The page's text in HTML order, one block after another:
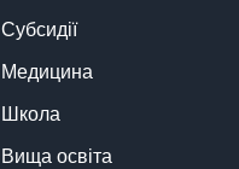
Субсидії
Медицина
Школа
Вища освіта